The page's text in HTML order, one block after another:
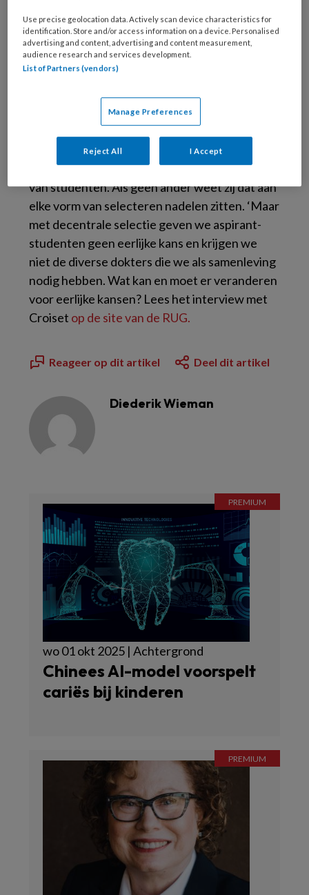
© alphaspirit/stock.adobe.com
Dat betekent dus dat veel vwo-leerlingen met
een andere achtergrond niet door de
decentrale selectie komen. Terwijl iedereen
met een vwo-diploma in principe geschikt is.
‘Er is dus echt wel wat aan de hand’, aldus
Croiset. Al jaren begeleidt Gerda Croiset
promovendi die onderzoek doen naar selectie
van studenten. Als geen ander weet zij dat aan
elke vorm van selecteren nadelen zitten. ‘Maar
met decentrale selectie geven we aspirant-
studenten geen eerlijke kans en krijgen we
niet de diverse dokters die we als samenleving
nodig hebben. Wat kan en moet er veranderen
voor eerlijke kansen? Lees het interview met
Croiset op de site van de RUG.
Reageer op dit artikel Deel dit artikel
Diederik Wieman
wo 01 okt 2025 | Achtergrond
Chinees AI-model voorspelt
cariës bij kinderen
Use precise geolocation data. Actively scan device characteristics for
identification. Store and/or access information on a device. Personalised
advertising and content, advertising and content measurement,
audience research and services development.
List of Partners (vendors)
Manage Preferences
Reject All I Accept